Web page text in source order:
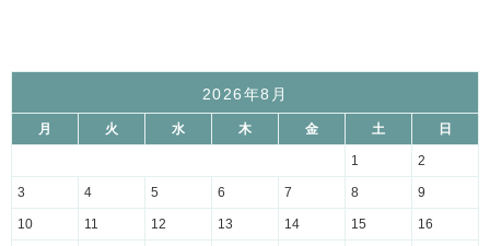
2026年8月
月 火 水 木 金 土 日
1 2
3 4 5 6 7 8 9
10 11 12 13 14 15 16